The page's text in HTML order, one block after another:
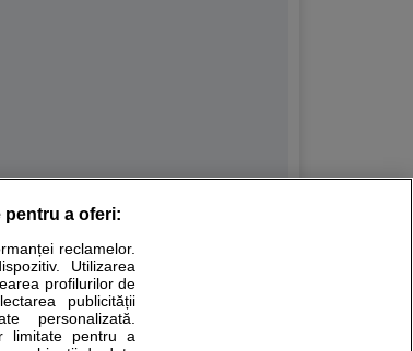
pot substitui consultul medical direct si
Dvs., fie unul dintre medicii pe care
a oferi:
reclamelor.
Utilizarea
profilurilor de
publicității
personalizată.
limitate pentru a